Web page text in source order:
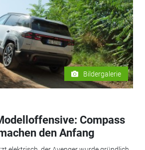
Bildergalerie
Compass
den Anfang